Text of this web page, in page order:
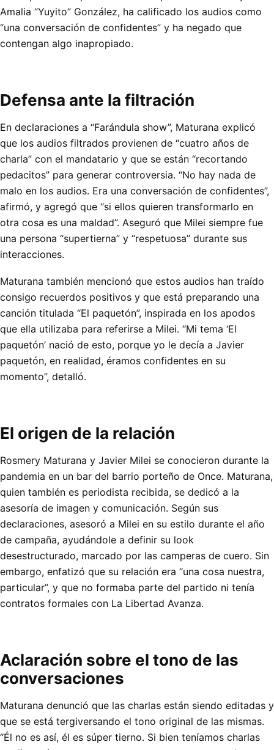
Amalia “Yuyito” González, ha calificado los audios como
“una conversación de confidentes” y ha negado que
contengan algo inapropiado.
Defensa ante la filtración
En declaraciones a “Farándula show”, Maturana explicó
que los audios filtrados provienen de “cuatro años de
charla” con el mandatario y que se están “recortando
pedacitos” para generar controversia. “No hay nada de
malo en los audios. Era una conversación de confidentes”,
afirmó, y agregó que “si ellos quieren transformarlo en
otra cosa es una maldad”. Aseguró que Milei siempre fue
una persona “supertierna” y “respetuosa” durante sus
interacciones.
Maturana también mencionó que estos audios han traído
consigo recuerdos positivos y que está preparando una
canción titulada “El paquetón”, inspirada en los apodos
que ella utilizaba para referirse a Milei. “Mi tema ‘El
paquetón’ nació de esto, porque yo le decía a Javier
paquetón, en realidad, éramos confidentes en su
momento”, detalló.
El origen de la relación
Rosmery Maturana y Javier Milei se conocieron durante la
pandemia en un bar del barrio porteño de Once. Maturana,
quien también es periodista recibida, se dedicó a la
asesoría de imagen y comunicación. Según sus
declaraciones, asesoró a Milei en su estilo durante el año
de campaña, ayudándole a definir su look
desestructurado, marcado por las camperas de cuero. Sin
embargo, enfatizó que su relación era “una cosa nuestra,
particular”, y que no formaba parte del partido ni tenía
contratos formales con La Libertad Avanza.
Aclaración sobre el tono de las
conversaciones
Maturana denunció que las charlas están siendo editadas y
que se está tergiversando el tono original de las mismas.
“Él no es así, él es súper tierno. Si bien teníamos charlas